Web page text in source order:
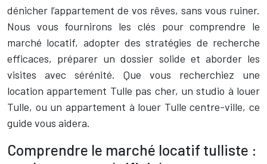
dénicher l’appartement de vos rêves, sans vous ruiner.
Nous vous fournirons les clés pour comprendre le
marché locatif, adopter des stratégies de recherche
efficaces, préparer un dossier solide et aborder les
visites avec sérénité. Que vous recherchiez une
location appartement Tulle pas cher, un studio à louer
Tulle, ou un appartement à louer Tulle centre-ville, ce
guide vous aidera.
Comprendre le marché locatif tulliste :